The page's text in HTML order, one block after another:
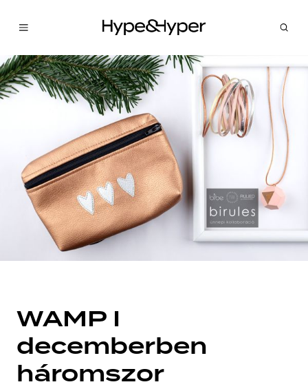
WAMP I
decemberben
háromszor